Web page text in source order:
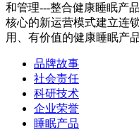
和管理---整合健康睡眠产
核心的新运营模式建立连
用、有价值的健康睡眠产
品牌故事
社会责任
科研技术
企业荣誉
睡眠产品